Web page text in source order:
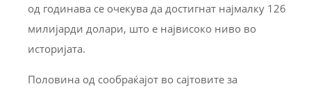
од годинава се очекува да достигнат најмалку 126
милијарди долари, што е највисоко ниво во
историјата.
Половина од сообраќајот во сајтовите за